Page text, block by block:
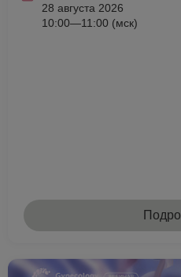
28 августа 2026
10:00—11:00 (мск)